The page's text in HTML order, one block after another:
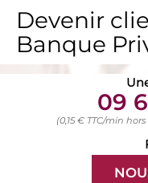
Devenir
Banque
09
(0,15 € TTC/min